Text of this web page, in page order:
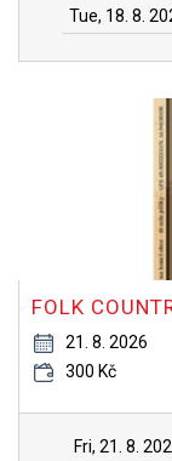
Tue, 18. 8.
FOLK
21. 8. 2026
300 Kč
Fri, 21. 8.